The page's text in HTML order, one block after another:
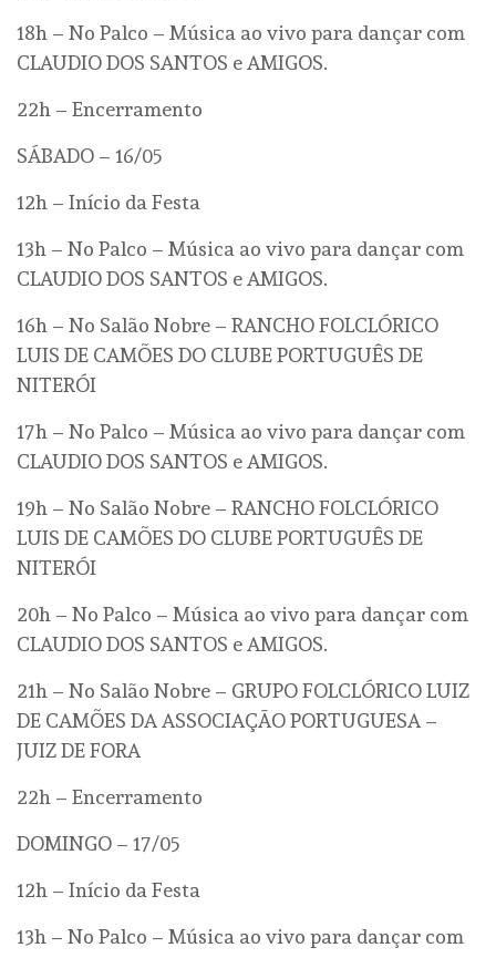
18h – No Palco – Música ao vivo para dançar com
CLAUDIO DOS SANTOS e AMIGOS.
22h – Encerramento
SÁBADO – 16/05
12h – Início da Festa
13h – No Palco – Música ao vivo para dançar com
CLAUDIO DOS SANTOS e AMIGOS.
16h – No Salão Nobre – RANCHO FOLCLÓRICO
LUIS DE CAMÕES DO CLUBE PORTUGUÊS DE
NITERÓI
17h – No Palco – Música ao vivo para dançar com
CLAUDIO DOS SANTOS e AMIGOS.
19h – No Salão Nobre – RANCHO FOLCLÓRICO
LUIS DE CAMÕES DO CLUBE PORTUGUÊS DE
NITERÓI
20h – No Palco – Música ao vivo para dançar com
CLAUDIO DOS SANTOS e AMIGOS.
21h – No Salão Nobre – GRUPO FOLCLÓRICO LUIZ
DE CAMÕES DA ASSOCIAÇÃO PORTUGUESA –
JUIZ DE FORA
22h – Encerramento
DOMINGO – 17/05
12h – Início da Festa
13h – No Palco – Música ao vivo para dançar com